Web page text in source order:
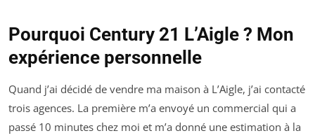
Pourquoi Century 21 L’Aigle ? Mon
expérience personnelle
Quand j’ai décidé de vendre ma maison à L’Aigle, j’ai contacté
trois agences. La première m’a envoyé un commercial qui a
passé 10 minutes chez moi et m’a donné une estimation à la